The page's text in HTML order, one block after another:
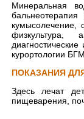
Минеральная
кумысолечение,
физкультура,
курортологии
ПОКАЗАНИЯ
Здесь лечат
пищеварения,